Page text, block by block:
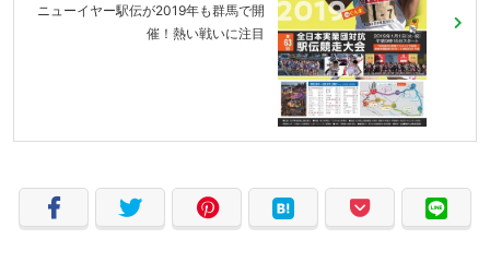
ニューイヤー駅伝が2019年も群馬で開
催！熱い戦いに注目